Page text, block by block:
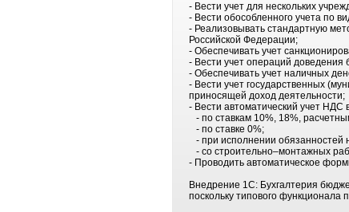
- Вести учет для нескольких
- Вести обособленного учета по
- Реализовывать стандартную
Российской Федерации;
- Обеспечивать учет
- Вести учет операций
- Обеспечивать учет наличных
- Вести учет государственных
приносящей доход деятельности;
- Вести автоматический учет НДС
- по ставкам 10%, 18%,
- по ставке 0%;
- при исполнении обязанностей
- со строительно–монтажных
- Проводить автоматическое
Внедрение 1С: Бухгалтерия
поскольку типового